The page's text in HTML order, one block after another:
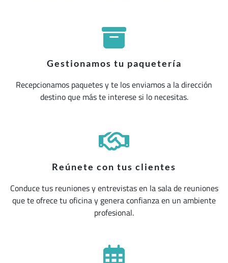
Gestionamos tu paquetería
Recepcionamos paquetes y te los enviamos a la dirección
destino que más te interese si lo necesitas.
Reúnete con tus clientes
Conduce tus reuniones y entrevistas en la sala de reuniones
que te ofrece tu oficina y genera confianza en un ambiente
profesional.